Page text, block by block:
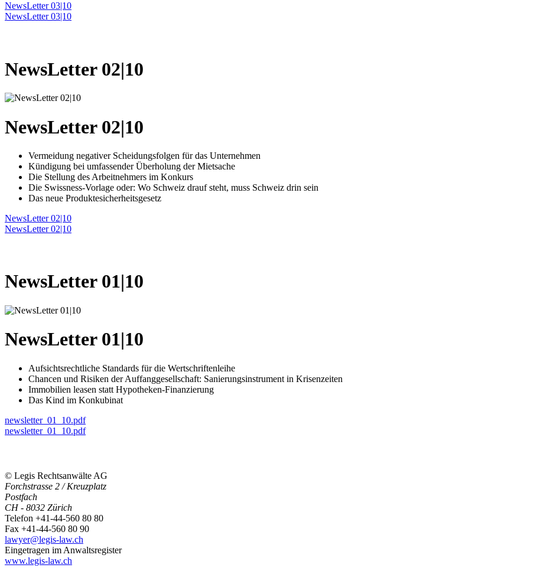
NewsLetter 03|10
NewsLetter 03|10
NewsLetter 02|10
NewsLetter 02|10
Vermeidung negativer Scheidungsfolgen für das Unternehmen
Kündigung bei umfassender Überholung der Mietsache
Die Stellung des Arbeitnehmers im Konkurs
Die Swissness-Vorlage oder: Wo Schweiz drauf steht, muss Schweiz drin sein
Das neue Produktesicherheitsgesetz
NewsLetter 02|10
NewsLetter 02|10
NewsLetter 01|10
NewsLetter 01|10
Aufsichtsrechtliche Standards für die Wertschriftenleihe
Chancen und Risiken der Auffanggesellschaft: Sanierungsinstrument in Krisenzeiten
Immobilien leasen statt Hypotheken-Finanzierung
Das Kind im Konkubinat
newsletter_01_10.pdf
newsletter_01_10.pdf
© Legis Rechtsanwälte AG
Forchstrasse 2 / Kreuzplatz
Postfach
CH - 8032 Zürich
Telefon +41-44-560 80 80
Fax +41-44-560 80 90
lawyer@legis-law.ch
Eingetragen im Anwaltsregister
www.legis-law.ch